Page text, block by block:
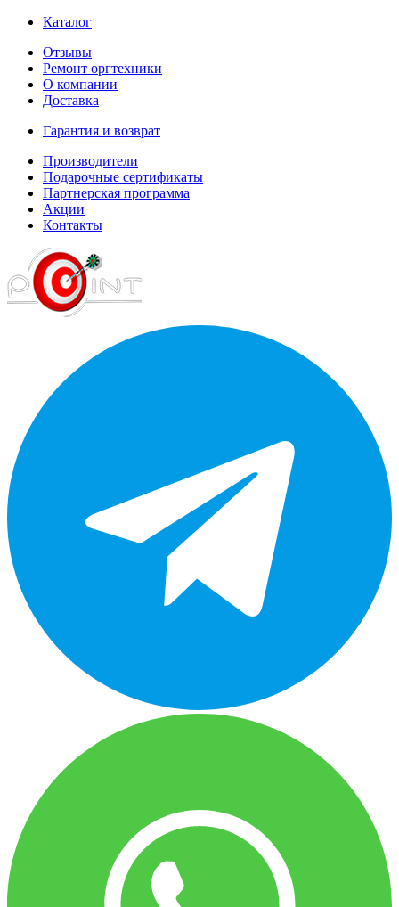
Каталог
Отзывы
Ремонт оргтехники
О компании
Доставка
Гарантия и возврат
Производители
Подарочные сертификаты
Партнерская программа
Акции
Контакты